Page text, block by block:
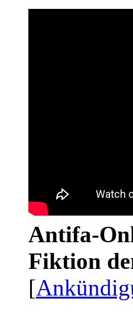
Antifa-
Fiktion
[